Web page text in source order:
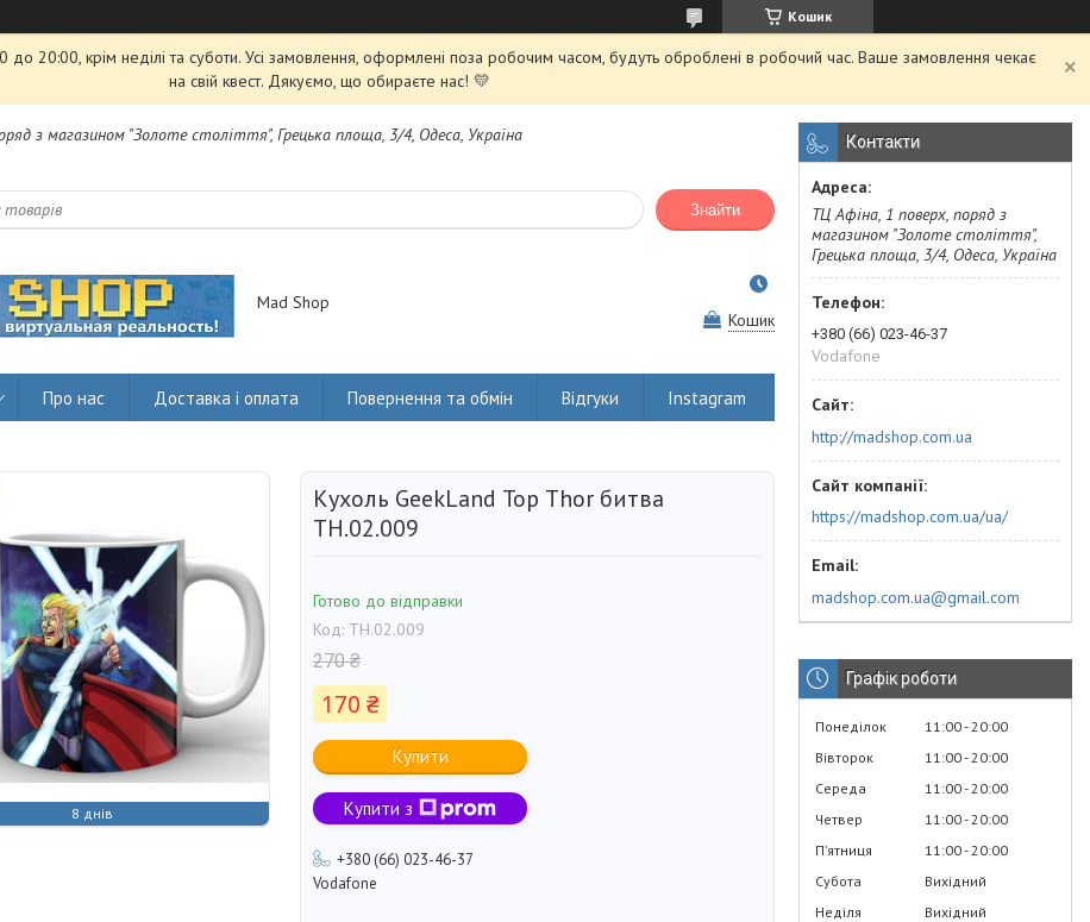
Кошик
20:00, крім неділі та суботи. Усі замовлення, оформлені поза робочим часом, будуть оброблені в робочий час. Ваше замовлення чекає
на свій квест. Дякуємо, що обираєте нас! 💛
з магазином "Золоте століття", Грецька площа, 3/4, Одеса, Україна
Знайти
Mad Shop
Кошик
Про нас Доставка і оплата Повернення та обмін Відгуки Instagram
8 днів
Кухоль GeekLand Тор Thor битва
TH.02.009
Готово до відправки
Код: TH.02.009
270 ₴
170 ₴
Купити
Купити з
+380 (66) 023-46-37
Vodafone
Контакти
ТЦ Афіна, 1 поверх, поряд з
магазином "Золоте століття",
Грецька площа, 3/4, Одеса, Україна
+380 (66) 023-46-37
Vodafone
http://madshop.com.ua
https://madshop.com.ua/ua/
madshop.com.ua@gmail.com
Графік роботи
Понеділок 11:00 20:00
Вівторок
11:00 20:00
Середа
11:00 20:00
Четвер
11:00 20:00
Пʼятниця
11:00 20:00
Субота
Вихідний
Неділя
Вихідний